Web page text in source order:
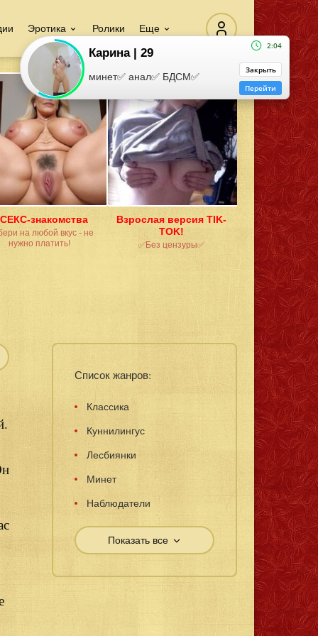
Эротика Ролики Еще
знакомства
на любой вкус - не
нужно платить!
Взрослая версия TIK-
TOK!
✅Без цензуры✅
Список жанров:
Классика
Куннилингус
Лесбиянки
Минет
Наблюдатели
Показать все
Карина | 29
минет✅ анал✅ БДСМ✅
2:04
Закрыть
Перейти